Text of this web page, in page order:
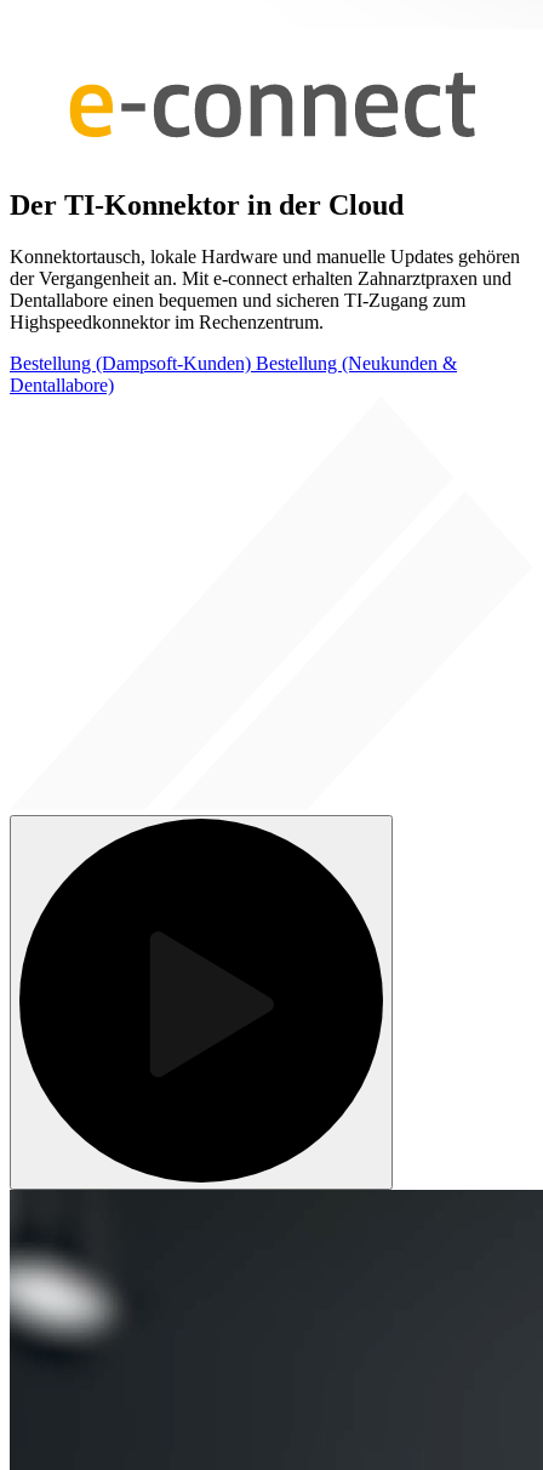
Der TI-Konnektor in der Cloud
Konnektortausch, lokale Hardware und manuelle Updates gehören
der Vergangenheit an. Mit e-connect erhalten Zahnarztpraxen und
Dentallabore einen bequemen und sicheren TI-Zugang zum
Highspeedkonnektor im Rechenzentrum.
Bestellung (Dampsoft-Kunden) Bestellung (Neukunden &
Dentallabore)